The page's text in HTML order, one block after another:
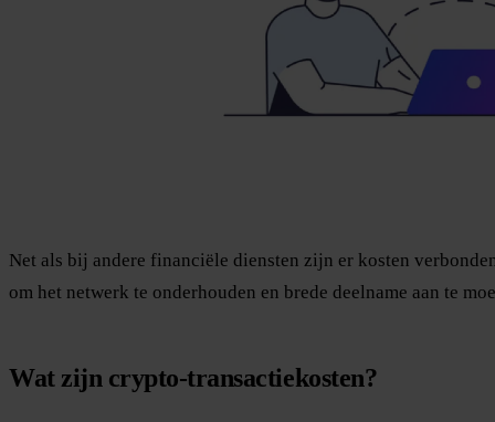
Net als bij andere financiële diensten zijn er kosten
om het netwerk te onderhouden en brede deelname aan te
Wat zijn crypto-transactiekosten?